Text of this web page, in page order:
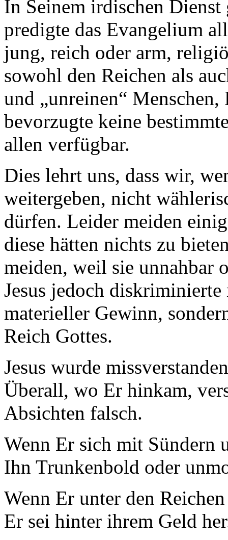
In Seinem irdischen
predigte das Evangelium
jung, reich oder arm,
sowohl den Reichen als
und „unreinen“
bevorzugte keine
allen verfügbar.
Dies lehrt uns, dass wir,
weitergeben, nicht
dürfen. Leider meiden
diese hätten nichts zu
meiden, weil sie unnahbar
Jesus jedoch
materieller Gewinn,
Reich Gottes.
Jesus wurde
Überall, wo Er hinkam,
Absichten falsch.
Wenn Er sich mit Sündern
Ihn Trunkenbold oder
Wenn Er unter den
Er sei hinter ihrem Geld